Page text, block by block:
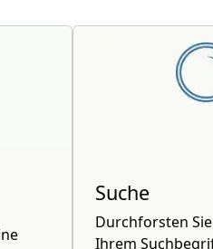
Suche
Durchforsten
Ihrem